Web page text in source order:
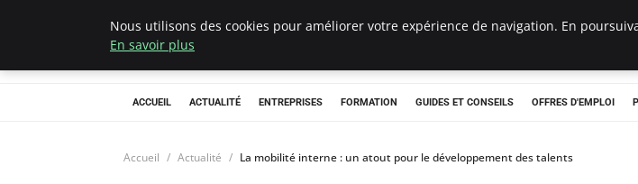
Chasseur De Tête
ACCUEIL ACTUALITÉ ENTREPRISES FORMATION GUIDES ET CONSEILS OFFRES D'EMPLOI
Accueil Actualité La mobilité interne : un atout pour le développement des talents
Nous utilisons des cookies pour améliorer votre expérience de navigation. En
En savoir plus